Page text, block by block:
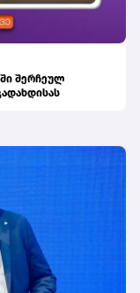
შერჩეულ